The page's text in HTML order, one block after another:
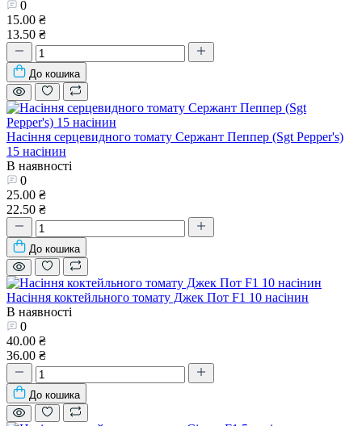
0
15.00 ₴
13.50 ₴
До кошика
Насіння серцевидного томату Сержант Пеппер (Sgt Pepper's)
15 насінин
В наявності
0
25.00 ₴
22.50 ₴
До кошика
Насіння коктейльного томату Джек Пот F1 10 насінин
В наявності
0
40.00 ₴
36.00 ₴
До кошика